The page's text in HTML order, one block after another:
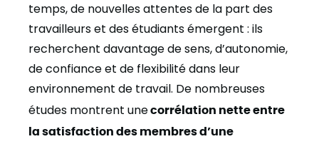
temps, de nouvelles attentes de la part des
travailleurs et des étudiants émergent : ils
recherchent davantage de sens, d’autonomie,
de confiance et de flexibilité dans leur
environnement de travail. ​ ​De nombreuses
études montrent unecorrélation nette entre
la satisfaction des membres d’une